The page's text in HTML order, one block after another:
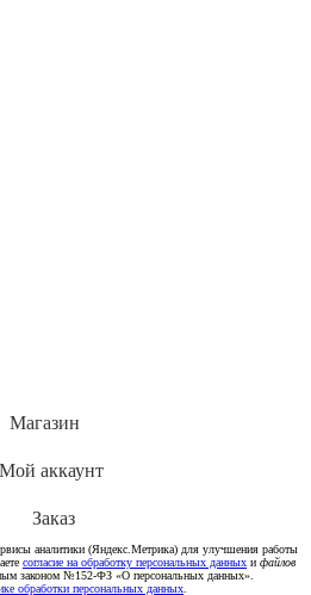
Магазин
Мой аккаунт
Заказ
аналитики (Яндекс.Метрика) для улучшения работы
согласие на обработку персональных данных и файлов
законом №152-ФЗ «О персональных данных».
обработки персональных данных.